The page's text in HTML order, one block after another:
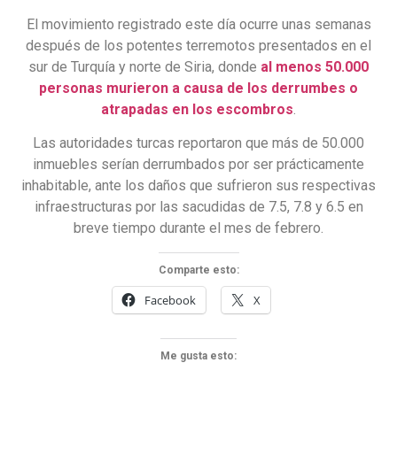
El movimiento registrado este día ocurre unas semanas
después de los potentes terremotos presentados en el
sur de Turquía y norte de Siria, donde al menos 50.000
personas murieron a causa de los derrumbes o
atrapadas en los escombros.
Las autoridades turcas reportaron que más de 50.000
inmuebles serían derrumbados por ser prácticamente
inhabitable, ante los daños que sufrieron sus respectivas
infraestructuras por las sacudidas de 7.5, 7.8 y 6.5 en
breve tiempo durante el mes de febrero.
Comparte esto:
Facebook X
Me gusta esto: